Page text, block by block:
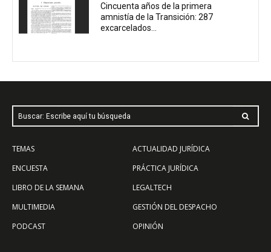
Cincuenta años de la primera
amnistía de la Transición: 287
excarcelados...
Buscar: Escribe aquí tu búsqueda
TEMAS
ENCUESTA
LIBRO DE LA SEMANA
MULTIMEDIA
PODCAST
ACTUALIDAD JURÍDICA
PRÁCTICA JURÍDICA
LEGALTECH
GESTIÓN DEL DESPACHO
OPINIÓN